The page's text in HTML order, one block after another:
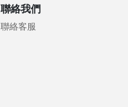
聯絡我們
聯絡客服